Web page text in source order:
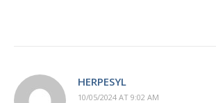
HERPESYL
10/05/2024 AT 9:02 AM